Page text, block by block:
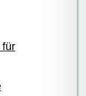
für